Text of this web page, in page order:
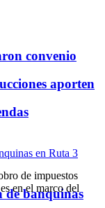
convenio
aporten
de banquinas
de impuestos
en el marco del